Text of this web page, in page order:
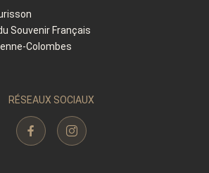
Souvenir Français
Colombes
RÉSEAUX SOCIAUX